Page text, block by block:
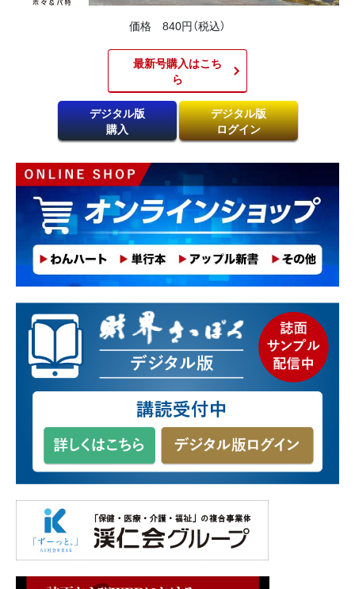
価格 840円（税込）
最新号購入はこち
ら​
デジタル版
購入
デジタル版
ログイン